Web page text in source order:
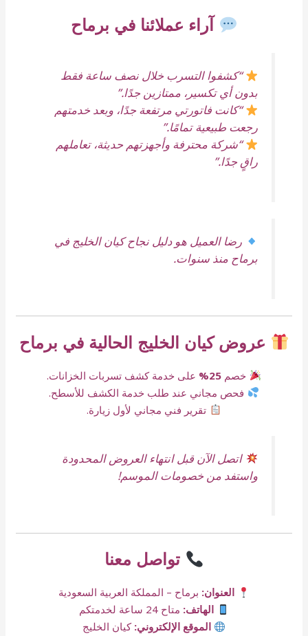
آراء عملائنا في برماح
“كشفوا التسرب خلال نصف ساعة فقط
بدون أي تكسير، ممتازين جدًا.”
“كانت فاتورتي مرتفعة جدًا، وبعد خدمتهم
رجعت طبيعية تمامًا.”
“شركة محترفة وأجهزتهم حديثة، تعاملهم
راقٍ جدًا.”
رضا العميل هو دليل نجاح كيان الخليج في
برماح منذ سنوات.
عروض كيان الخليج الحالية في برماح
خصم 25%
على خدمة كشف تسربات الخزانات.
فحص مجاني عند طلب خدمة الكشف للأسطح.
تقرير فني مجاني لأول زيارة.
اتصل الآن قبل انتهاء العروض المحدودة
واستفد من خصومات الموسم!
تواصل معنا
العنوان: برماح – المملكة العربية السعودية
الهاتف: متاح 24 ساعة لخدمتكم
الموقع الإلكتروني: كيان الخليج